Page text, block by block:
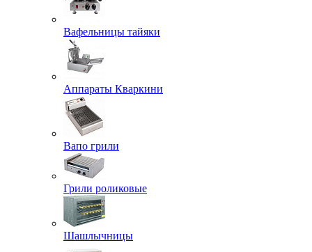
Вафельницы тайяки
Аппараты Кваркини
Вапо грили
Грили роликовые
Шашлычницы